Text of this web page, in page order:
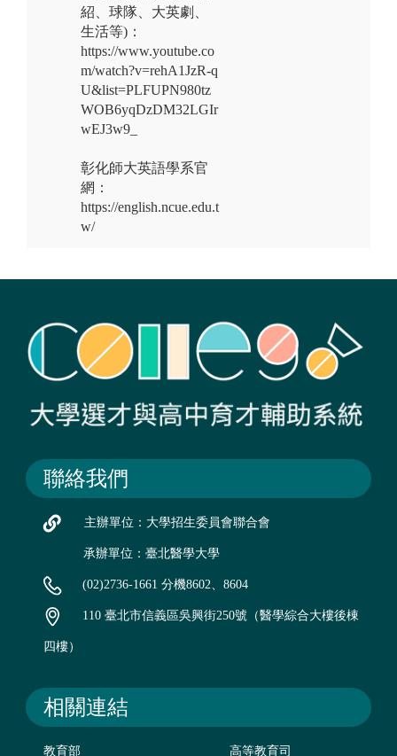
紹、球隊、大英劇、
生活等)：
https://www.youtube.co
m/watch?v=rehA1JzR-q
U&list=PLFUPN980tz
WOB6yqDzDM32LGIr
wEJ3w9_
彰化師大英語學系官
網：
https://english.ncue.edu.t
w/
聯絡我們
主辦單位：大學招生委員會聯合會
承辦單位：臺北醫學大學
(02)2736-1661 分機8602、8604
110 臺北市信義區吳興街250號（醫學綜合大樓後棟
四樓）
相關連結
教育部 高等教育司